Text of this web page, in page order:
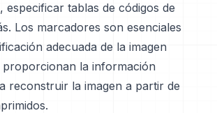
especificar tablas de códigos de
Los marcadores son esenciales
adecuada de la imagen
proporcionan la información
reconstruir la imagen a partir de